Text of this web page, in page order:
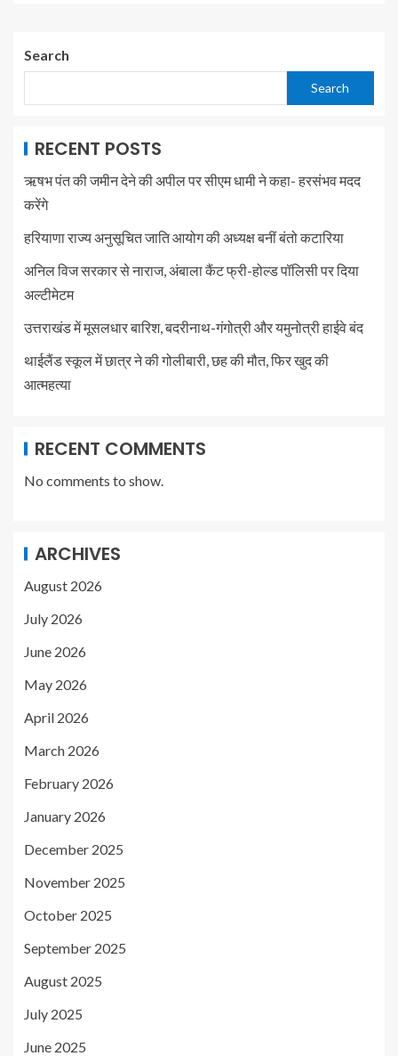
Search
Search
RECENT POSTS
ऋषभ पंत की जमीन देने की अपील पर सीएम धामी ने कहा- हरसंभव मदद
करेंगे
हरियाणा राज्य अनुसूचित जाति आयोग की अध्यक्ष बनीं बंतो कटारिया
अनिल विज सरकार से नाराज, अंबाला कैंट फ्री-होल्ड पॉलिसी पर दिया
अल्टीमेटम
उत्तराखंड में मूसलधार बारिश, बदरीनाथ-गंगोत्री और यमुनोत्री हाईवे बंद
थाईलैंड स्कूल में छात्र ने की गोलीबारी, छह की मौत, फिर खुद की
आत्महत्या
RECENT COMMENTS
No comments to show.
ARCHIVES
August 2026
July 2026
June 2026
May 2026
April 2026
March 2026
February 2026
January 2026
December 2025
November 2025
October 2025
September 2025
August 2025
July 2025
June 2025